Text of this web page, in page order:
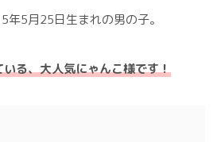
5月25日生まれの男の子。
る、大人気にゃんこ様です！